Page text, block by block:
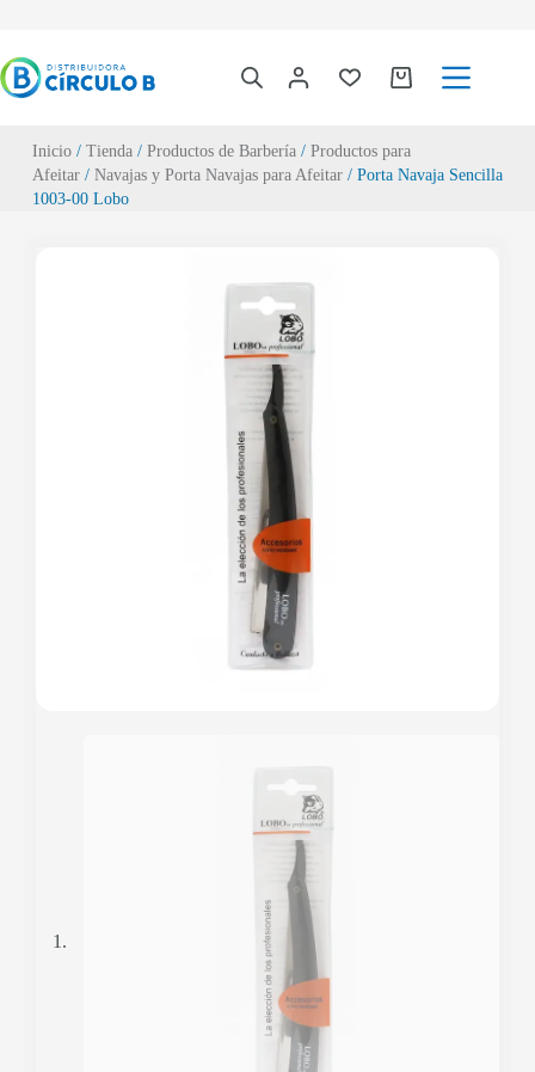
Inicio/ Tienda/ Productos de Barbería/ Productos para
Afeitar/ Navajas y Porta Navajas para Afeitar/ Porta Navaja Sencilla
1003-00 Lobo